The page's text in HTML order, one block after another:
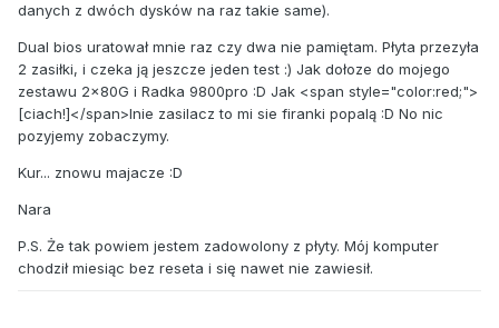
danych z dwóch dysków na raz takie same).
Dual bios uratował mnie raz czy dwa nie pamiętam. Płyta przezyła
2 zasiłki, i czeka ją jeszcze jeden test :) Jak dołoze do mojego
zestawu 2x80G i Radka 9800pro :D Jak <span style="color:red;">
[ciach!]</span>lnie zasilacz to mi sie firanki popalą :D No nic
pozyjemy zobaczymy.
Kur... znowu majacze :D
Nara
P.S. Że tak powiem jestem zadowolony z płyty. Mój komputer
chodził miesiąc bez reseta i się nawet nie zawiesił.